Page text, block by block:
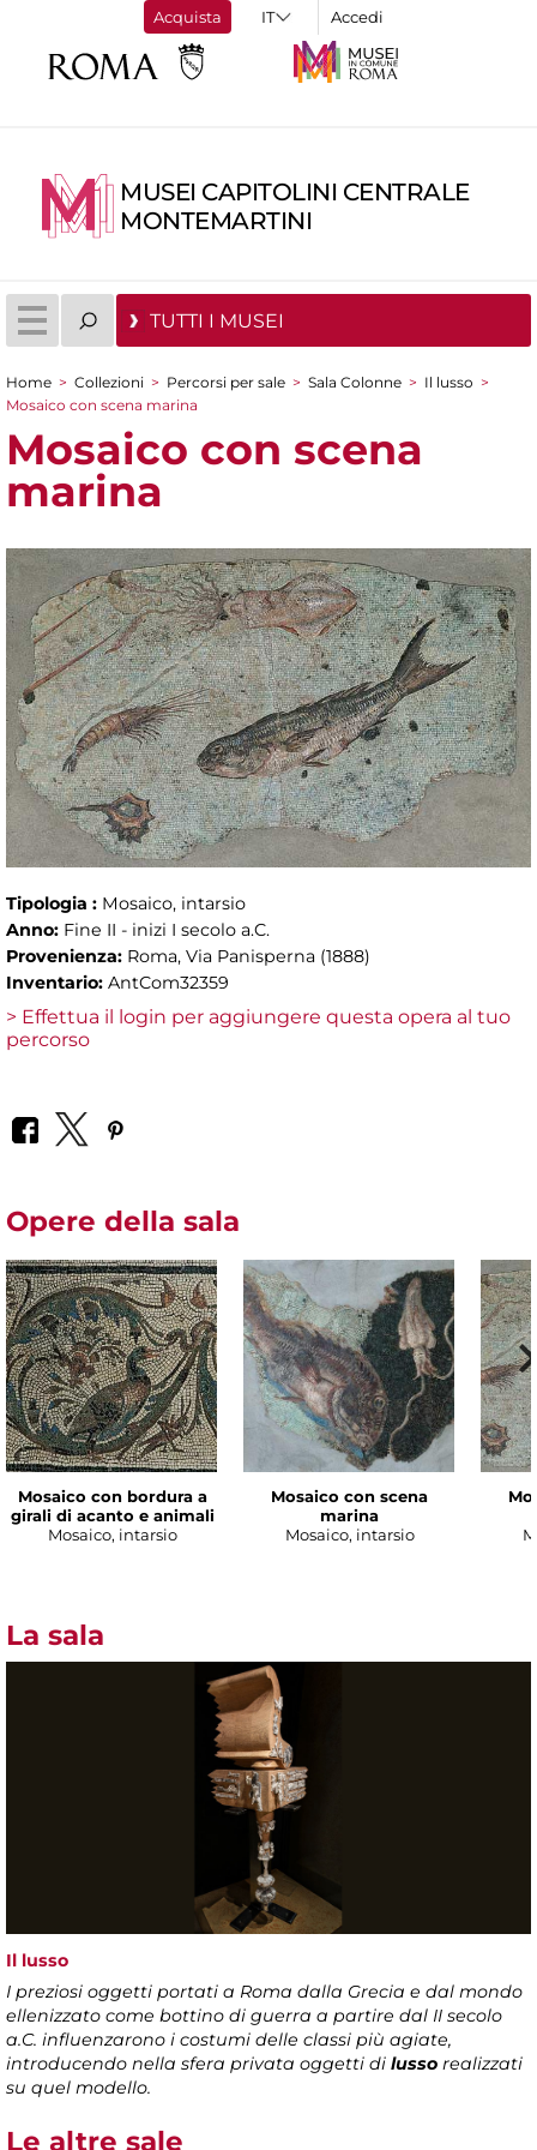
Acquista Accedi
MUSEI CAPITOLINI CENTRALE
MONTEMARTINI
TUTTI I MUSEI
Tu sei qui
Home > Collezioni > Percorsi per sale > Sala Colonne > Il lusso >
Mosaico con scena marina
Mosaico con scena
marina
Tipologia : Mosaico, intarsio
Anno: Fine II - inizi I secolo a.C.
Provenienza: Roma, Via Panisperna (1888)
Inventario: AntCom32359
> Effettua il login per aggiungere questa opera al tuo
percorso
Opere della sala
Mosaico con bordura a
girali di acanto e animali
Mosaico, intarsio
Mosaico con scena
marina
Mosaico, intarsio
La sala
Il lusso
I preziosi oggetti portati a Roma dalla Grecia e dal mondo
ellenizzato come bottino di guerra a partire dal II secolo
a.C. influenzarono i costumi delle classi più agiate,
introducendo nella sfera privata oggetti di lusso realizzati
su quel modello.
Le altre sale